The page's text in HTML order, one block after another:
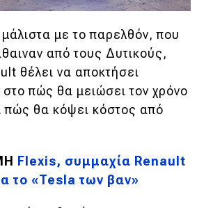
με το παρελθόν, που
από τους Δυτικούς,
θέλει να αποκτήσει
στο πώς θα μειώσει τον χρόνο
πώς θα κόψει κόστος από
Flexis, συμμαχία Renault
το «Tesla των βαν»